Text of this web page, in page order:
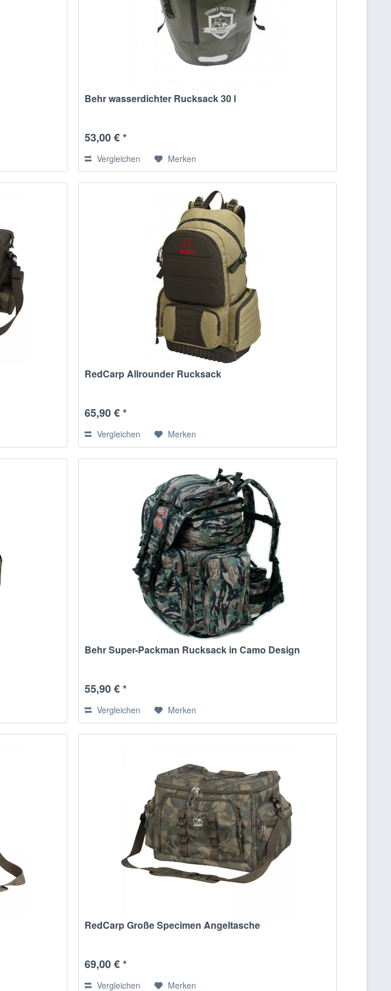
Behr wasserdichter Rucksack 30 l
53,00 € *
Vergleichen Merken
RedCarp Allrounder Rucksack
65,90 € *
Vergleichen Merken
Behr Super-Packman Rucksack in Camo Design
55,90 € *
Vergleichen Merken
RedCarp Große Specimen Angeltasche
69,00 € *
Vergleichen Merken